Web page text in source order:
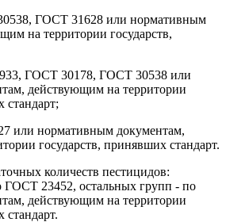
ГОСТ 31628 или нормативным
на территории государств,
ГОСТ 30178, ГОСТ 30538 или
действующим на территории
стандарт;
или нормативным документам,
государств, принявших стандарт.
количеств пестицидов:
ГОСТ 23452, остальных групп - по
действующим на территории
стандарт.